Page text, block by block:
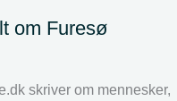
om Furesø
skriver om mennesker,